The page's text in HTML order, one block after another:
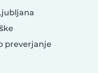
preverjanje